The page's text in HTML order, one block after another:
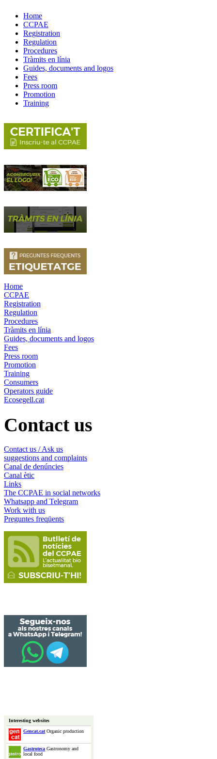
Home
CCPAE
Registration
Regulation
Procedures
Tràmits en línia
Guides, documents and logos
Fees
Press room
Promotion
Training
Home
CCPAE
Registration
Regulation
Procedures
Tràmits en línia
Guides, documents and logos
Fees
Press room
Promotion
Training
Consumers
Operators guide
Ecosegell.cat
Contact us
Contact us / Ask us
suggestions and complaints
Canal de denúncies
Canal ètic
Links
The CCPAE in social networks
Whatsapp and Telegram
Work with us
Preguntes freqüents
Interesting websites
Gencat.catOrganic production
Gastroteca Gastronomy and
local food